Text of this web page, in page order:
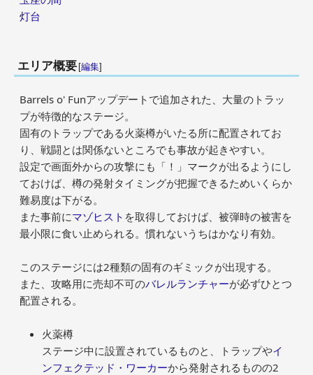
灯台
エリア概要 [編集]
Barrels o' Funアップデートで追加された、大量のトラッ
プが特徴的なステージ。
固有のトラップである火薬樽がいたる所に配置されてお
り、戦闘とは関係ないところでも事故が起きやすい。
設定で画面外からの攻撃にも「！」マークが出るようにし
ておけば、樽の発射タイミングが把握できるためいくらか
難易度は下がる。
また事前にマゾヒスト を取得しておけば、被弾時の被害を
最小限に食い止められる。慣れないうちはかなり有効。
このステージには2種類の固有のギミックが出現する。
また、攻略用に売却不可のバレルランチャーが必ずひとつ
配置される。
火薬樽
ステージ中に設置されているものと、トラップやイ
ンフェクテッド・ワーカーから発射されるものの2